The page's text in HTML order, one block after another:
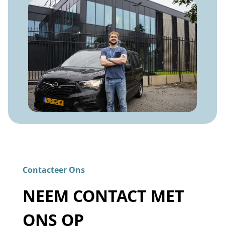
Contacteer Ons
NEEM CONTACT MET
ONS OP